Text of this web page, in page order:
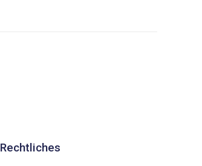
Rechtliches